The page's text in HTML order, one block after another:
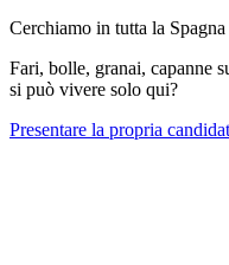
Cerchiamo in tutta la
Fari, bolle, granai, capanne
si può vivere solo qui?
Presentare la propria